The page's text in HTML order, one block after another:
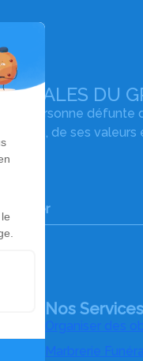
DU
la personne
de ses
Nos Services
Organiser des
Marbrerie